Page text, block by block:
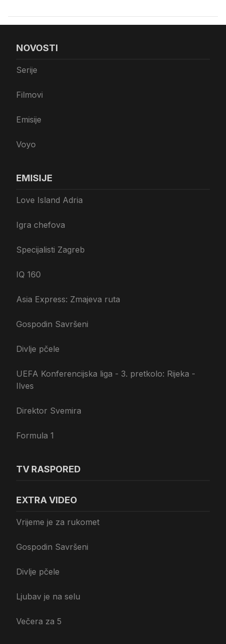
NOVOSTI
Serije
Filmovi
Emisije
Voyo
EMISIJE
Love Island Adria
Igra chefova
Specijalisti Zagreb
IQ 160
Asia Express: Zmajeva ruta
Gospodin Savršeni
Divlje pčele
UEFA Konferencijska liga - 3. pretkolo: Rijeka -
Ilves
Direktor Svemira
Formula 1
TV RASPORED
EXTRA VIDEO
Vrijeme je za rukomet
Gospodin Savršeni
Divlje pčele
Ljubav je na selu
Večera za 5